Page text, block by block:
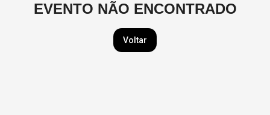
EVENTO NÃO ENCONTRADO
Voltar